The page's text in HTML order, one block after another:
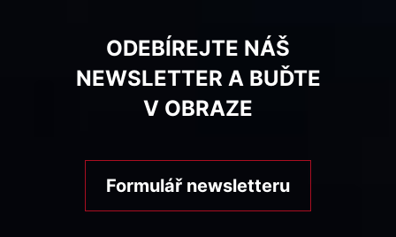
ODEBÍREJTE NÁŠ
NEWSLETTER A BUĎTE
V OBRAZE
Formulář newsletteru